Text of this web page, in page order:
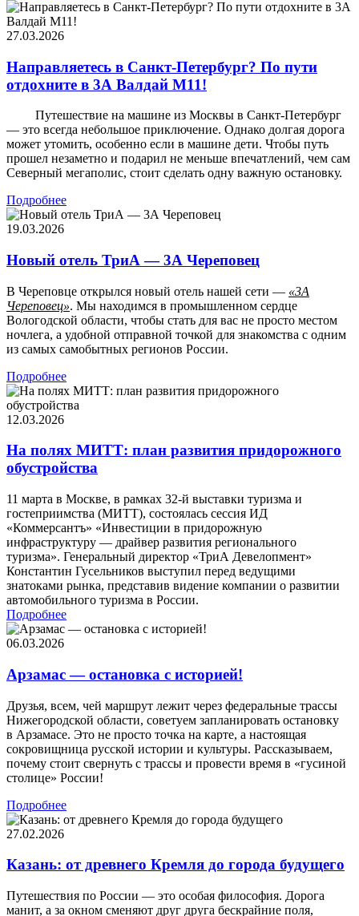
27.03.2026
Направляетесь в Санкт-Петербург? По пути
отдохните в 3А Валдай М11!
Путешествие на машине из Москвы в Санкт-Петербург
— это всегда небольшое приключение. Однако долгая дорога
может утомить, особенно если в машине дети. Чтобы путь
прошел незаметно и подарил не меньше впечатлений, чем сам
Северный мегаполис, стоит сделать одну важную остановку.
Подробнее
19.03.2026
Новый отель ТриА — 3А Череповец
В Череповце открылся новый отель нашей сети — «3А
Череповец». Мы находимся в промышленном сердце
Вологодской области, чтобы стать для вас не просто местом
ночлега, а удобной отправной точкой для знакомства с одним
из самых самобытных регионов России.
Подробнее
12.03.2026
На полях МИТТ: план развития придорожного
обустройства
11 марта в Москве, в рамках 32-й выставки туризма и
гостеприимства (МИТТ), состоялась сессия ИД
«Коммерсантъ» «Инвестиции в придорожную
инфраструктуру — драйвер развития регионального
туризма». Генеральный директор «ТриА Девелопмент»
Константин Гусельников выступил перед ведущими
знатоками рынка, представив видение компании о развитии
автомобильного туризма в России.
Подробнее
06.03.2026
Арзамас — остановка с историей!
Друзья, всем, чей маршрут лежит через федеральные трассы
Нижегородской области, советуем запланировать остановку
в Арзамасе. Это не просто точка на карте, а настоящая
сокровищница русской истории и культуры. Рассказываем,
почему стоит свернуть с трассы и провести время в «гусиной
столице» России!
Подробнее
27.02.2026
Казань: от древнего Кремля до города будущего
Путешествия по России — это особая философия. Дорога
манит, а за окном сменяют друг друга бескрайние поля,